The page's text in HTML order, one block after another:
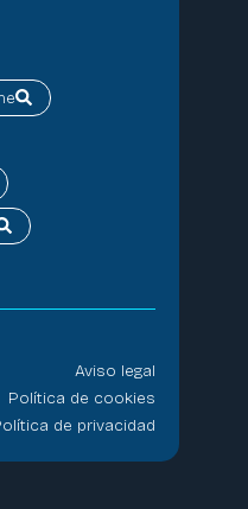
Aviso legal
Política de cookies
de privacidad